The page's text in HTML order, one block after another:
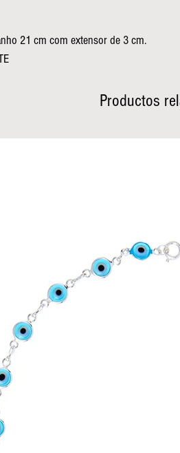
21 cm com extensor de 3 cm.
Productos